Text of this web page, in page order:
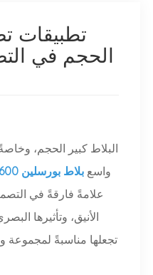
تطبيقات
الحجم في
البلاط كبير الحجم،
واسعبلاط بورسلين 600×1200 مم
علامةً فارقةً في
الأنيق، وتأثيرها
تجعلها مناسبةً